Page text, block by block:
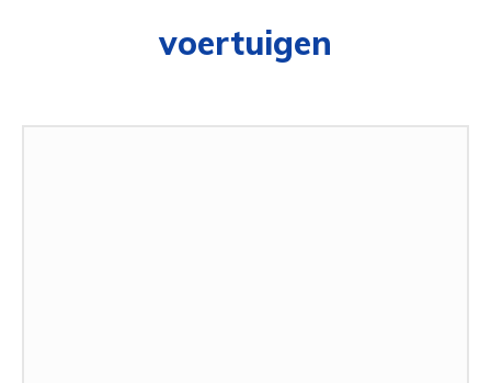
voertuigen